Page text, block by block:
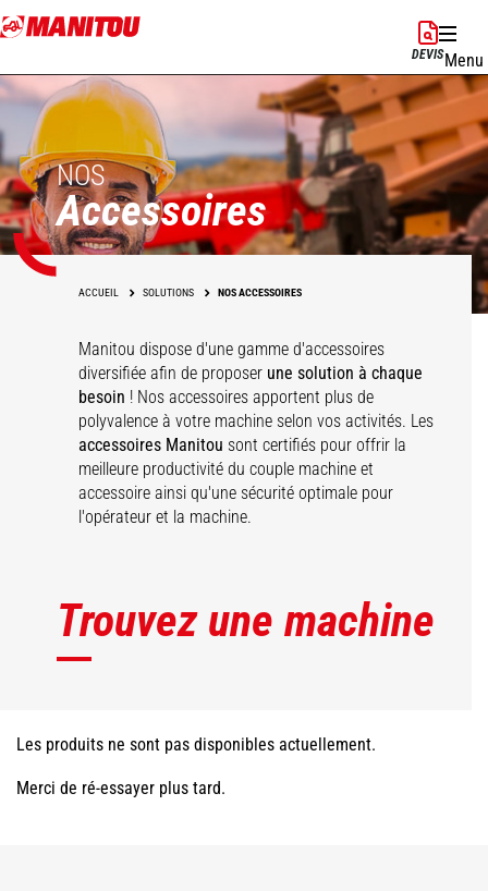
Aller
au
principal
DEVISMenu
NOS
Accessoires
ACCUEIL SOLUTIONS NOS ACCESSOIRES
Manitou dispose d'une gamme d'accessoires
diversifiée afin de proposer une solution à chaque
besoin ! Nos accessoires apportent plus de
polyvalence à votre machine selon vos activités. Les
accessoires Manitou sont certifiés pour offrir la
meilleure productivité du couple machine et
accessoire ainsi qu'une sécurité optimale pour
l'opérateur et la machine.
Trouvez une machine
Les produits ne sont pas disponibles actuellement.
Merci de ré-essayer plus tard.